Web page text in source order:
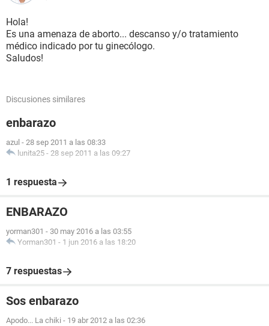
Hola!
Es una amenaza de aborto... descanso y/o tratamiento
médico indicado por tu ginecólogo.
Saludos!
Discusiones similares
enbarazo
azul - 28 sep 2011 a las 08:33
lunita25 - 28 sep 2011 a las 09:27
1 respuesta
ENBARAZO
yorman301 - 30 may 2016 a las 03:55
Yorman301 - 1 jun 2016 a las 18:20
7 respuestas
Sos enbarazo
Apodo... La chiki - 19 abr 2012 a las 02:36